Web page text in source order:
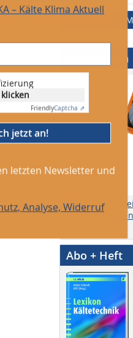
jetzt an!
Mediadaten
Themen,
Abo + Heft